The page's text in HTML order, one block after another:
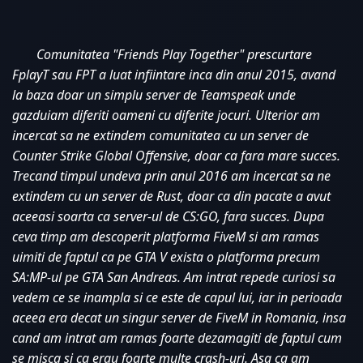
Comunitatea "Friends Play Together" prescurtare
FplayT sau FPT a luat infiintare inca din anul 2015, avand
la baza doar un simplu server de Teamspeak unde
gazduiam diferiti oameni cu diferite jocuri. Ulterior am
incercat sa ne extindem comunitatea cu un server de
Counter Strike Global Offensive, doar ca fara mare succes.
Trecand timpul undeva prin anul 2016 am incercat sa ne
extindem cu un server de Rust, doar ca din pacate a avut
aceeasi soarta ca server-ul de CS:GO, fara succes. Dupa
ceva timp am descoperit platforma FiveM si am ramas
uimiti de faptul ca pe GTA V exista o platforma precum
SA:MP-ul pe GTA San Andreas. Am intrat repede curiosi sa
vedem ce se inampla si ce este de capul lui, iar in perioada
aceea era decat un singur server de FiveM in Romania, insa
cand am intrat am ramas foarte dezamagiti de faptul cum
se misca si ca erau foarte multe crash-uri. Asa ca am